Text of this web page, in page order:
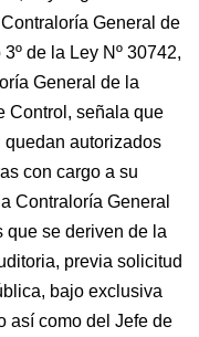
General de
de la Ley Nº 30742,
General de la
Control, señala que
quedan autorizados
con cargo a su
Contraloría General
que se deriven de la
previa solicitud
bajo exclusiva
así como del Jefe de